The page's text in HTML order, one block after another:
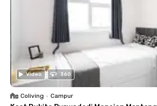
Video 360
Coliving • Campur